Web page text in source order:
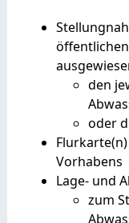
den
oder
Vorhabens
Lage- und
zum